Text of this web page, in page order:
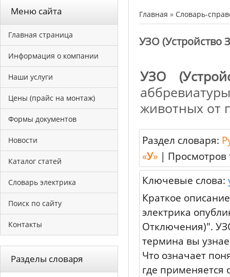
Меню сайта
Главная страница
Информация о компании
Наши услуги
Цены (прайс на монтаж)
Формы документов
Новости
Каталог статей
Словарь электрика
Поиск по сайту
Контакты
Разделы словаря
Главная » Словарь-
УЗО (Устройство
УЗО
животных от
Раздел словаря:
«У» |
Ключевые слова:
Краткое
электрика
Отключения)".
термина вы
Что означает
где